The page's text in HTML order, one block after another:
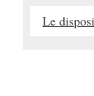
Le